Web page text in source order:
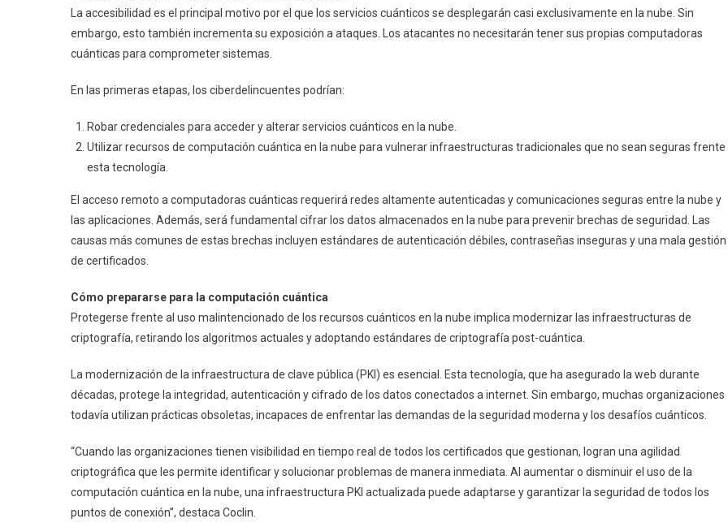
La accesibilidad es el principal motivo por el que los servicios cuánticos se desplegarán casi exclusivamente en la nube. Sin
embargo, esto también incrementa su exposición a ataques. Los atacantes no necesitarán tener sus propias computadoras
cuánticas para comprometer sistemas.
En las primeras etapas, los ciberdelincuentes podrían:
Robar credenciales para acceder y alterar servicios cuánticos en la nube.
Utilizar recursos de computación cuántica en la nube para vulnerar infraestructuras tradicionales que no sean seguras frente
esta tecnología.
El acceso remoto a computadoras cuánticas requerirá redes altamente autenticadas y comunicaciones seguras entre la nube y
las aplicaciones. Además, será fundamental cifrar los datos almacenados en la nube para prevenir brechas de seguridad. Las
causas más comunes de estas brechas incluyen estándares de autenticación débiles, contraseñas inseguras y una mala gestión
de certificados.
Cómo prepararse para la computación cuántica
Protegerse frente al uso malintencionado de los recursos cuánticos en la nube implica modernizar las infraestructuras de
criptografía, retirando los algoritmos actuales y adoptando estándares de criptografía post-cuántica.
La modernización de la infraestructura de clave pública (PKI) es esencial. Esta tecnología, que ha asegurado la web durante
décadas, protege la integridad, autenticación y cifrado de los datos conectados a internet. Sin embargo, muchas organizaciones
todavía utilizan prácticas obsoletas, incapaces de enfrentar las demandas de la seguridad moderna y los desafíos cuánticos.
“Cuando las organizaciones tienen visibilidad en tiempo real de todos los certificados que gestionan, logran una agilidad
criptográfica que les permite identificar y solucionar problemas de manera inmediata. Al aumentar o disminuir el uso de la
computación cuántica en la nube, una infraestructura PKI actualizada puede adaptarse y garantizar la seguridad de todos los
puntos de conexión”, destaca Coclin.